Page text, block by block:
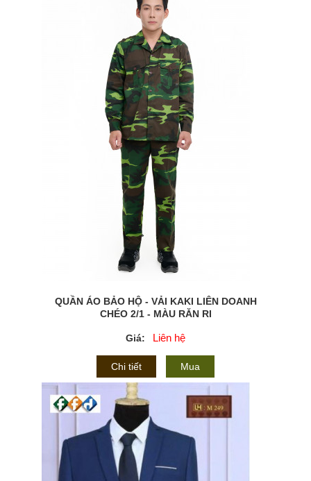
QUẦN ÁO BẢO HỘ - VẢI KAKI LIÊN DOANH
CHÉO 2/1 - MÀU RĂN RI
Giá: Liên hệ
Chi tiết Mua